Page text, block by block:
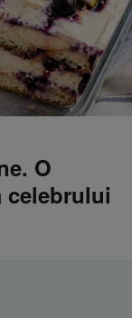
O
celebrului